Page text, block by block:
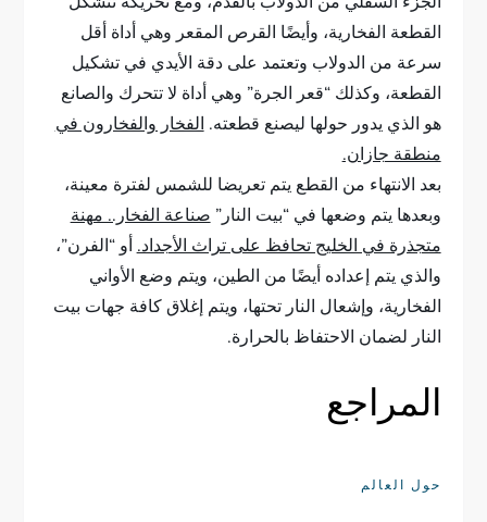
القطعة الفخارية، وأيضًا القرص المقعر وهي أداة أقل
سرعة من الدولاب وتعتمد على دقة الأيدي في تشكيل
القطعة، وكذلك “قعر الجرة” وهي أداة لا تتحرك والصانع
هو الذي يدور حولها ليصنع قطعته. الفخار والفخارون في
منطقة جازان.
بعد الانتهاء من القطع يتم تعريضا للشمس لفترة معينة،
وبعدها يتم وضعها في “بيت النار” صناعة الفخار.. مهنة
متجذرة في الخليج تحافظ على تراث الأجداد. أو “الفرن”،
والذي يتم إعداده أيضًا من الطين، ويتم وضع الأواني
الفخارية، وإشعال النار تحتها، ويتم إغلاق كافة جهات بيت
النار لضمان الاحتفاظ بالحرارة.
المراجع
حول العالم